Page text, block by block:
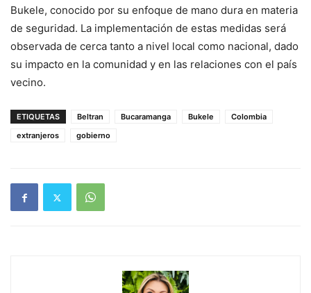
Bukele, conocido por su enfoque de mano dura en materia
de seguridad. La implementación de estas medidas será
observada de cerca tanto a nivel local como nacional, dado
su impacto en la comunidad y en las relaciones con el país
vecino.
ETIQUETAS Beltran Bucaramanga Bukele
Colombia
extranjeros
gobierno